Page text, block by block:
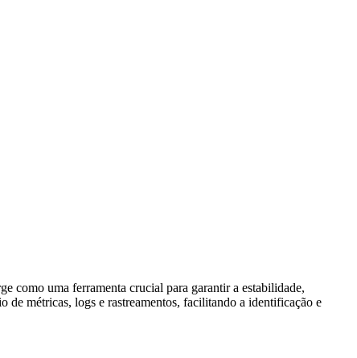
como uma ferramenta crucial para garantir a estabilidade,
de métricas, logs e rastreamentos, facilitando a identificação e